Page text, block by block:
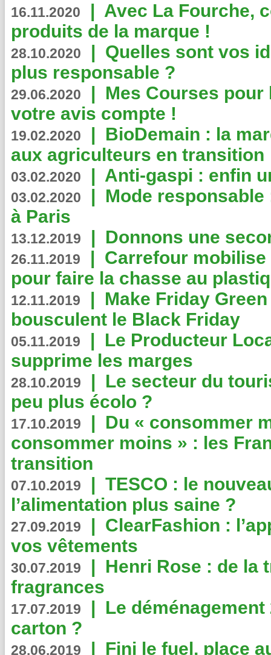
16.11.2020 | Avec La Fourche,
produits de la marque !
28.10.2020 | Quelles sont vos
plus responsable ?
29.06.2020 | Mes Courses pour
votre avis compte !
19.02.2020 | BioDemain : la
aux agriculteurs en transition
03.02.2020 | Anti-gaspi : enfin
03.02.2020 | Mode
à Paris
13.12.2019 | Donnons une
26.11.2019 | Carrefour
pour faire la chasse au
12.11.2019 | Make Friday
bousculent le Black Friday
05.11.2019 | Le Producteur
supprime les marges
28.10.2019 | Le secteur du
peu plus écolo ?
17.10.2019 | Du « consommer
consommer moins » : les
transition
07.10.2019 | TESCO : le
l’alimentation plus saine ?
27.09.2019 | ClearFashion :
vos vêtements
30.07.2019 | Henri Rose : de la
fragrances
17.07.2019 | Le
carton ?
28.06.2019 | Fini le fuel, place